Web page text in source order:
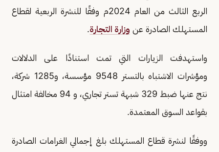
الربع الثالث من العام 2024م وفقًا للنشرة الربعية لقطاع
المستهلك الصادرة عن وزارة التجارة.
واستهدفت الزيارات التي تمت استنادًا على الدلالات
ومؤشرات الاشتباه بالتستر 9548 مؤسسة، و1285 شركة،
نتج عنها ضبط 329 شبهة تستر تجاري، و 94 مخالفة امتثال
بقواعد السوق المعتمدة.
ووفقًا لنشرة قطاع المستهلك بلغ إجمالي الغرامات الصادرة